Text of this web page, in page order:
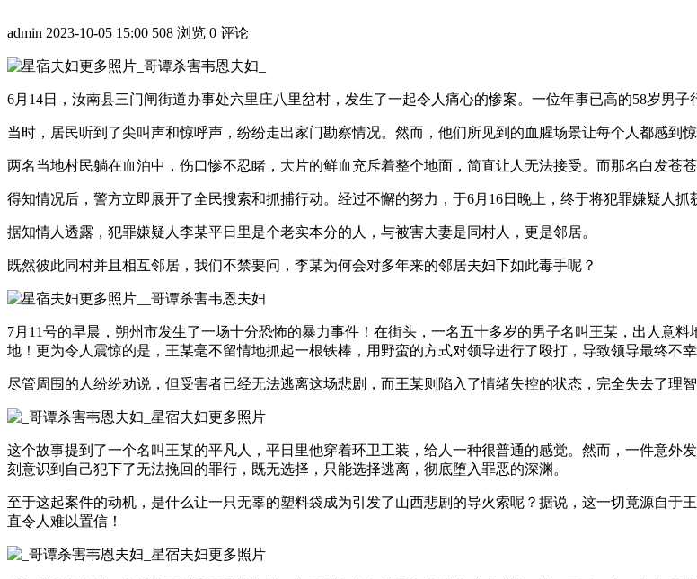
admin 2023-10-05 15:00 508 浏览 0 评论
6月14日，汝南县三门闸街道办事处六里庄八里岔村，发生了一起令人痛心的惨案。一位年事已高的58岁男子
当时，居民听到了尖叫声和惊呼声，纷纷走出家门勘察情况。然而，他们所见到的血腥场景让每个人都感到惊
两名当地村民躺在血泊中，伤口惨不忍睹，大片的鲜血充斥着整个地面，简直让人无法接受。而那名白发苍
得知情况后，警方立即展开了全民搜索和抓捕行动。经过不懈的努力，于6月16日晚上，终于将犯罪嫌疑人抓
据知情人透露，犯罪嫌疑人李某平日里是个老实本分的人，与被害夫妻是同村人，更是邻居。
既然彼此同村并且相互邻居，我们不禁要问，李某为何会对多年来的邻居夫妇下如此毒手呢？
7月11号的早晨，朔州市发生了一场十分恐怖的暴力事件！在街头，一名五十多岁的男子名叫王某，出人意
地！更为令人震惊的是，王某毫不留情地抓起一根铁棒，用野蛮的方式对领导进行了殴打，导致领导最终不
尽管周围的人纷纷劝说，但受害者已经无法逃离这场悲剧，而王某则陷入了情绪失控的状态，完全失去了理
这个故事提到了一个名叫王某的平凡人，平日里他穿着环卫工装，给人一种很普通的感觉。然而，一件意
刻意识到自己犯下了无法挽回的罪行，既无选择，只能选择逃离，彻底堕入罪恶的深渊。
至于这起案件的动机，是什么让一只无辜的塑料袋成为引发了山西悲剧的导火索呢？据说，这一切竟源自
直令人难以置信！